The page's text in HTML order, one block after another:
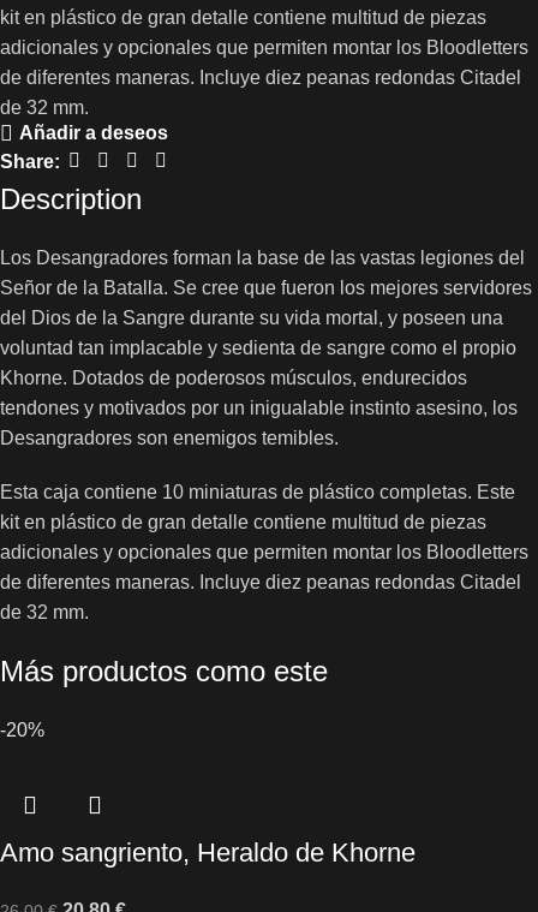
kit en plástico de gran detalle contiene multitud de piezas
adicionales y opcionales que permiten montar los Bloodletters
de diferentes maneras. Incluye diez peanas redondas Citadel
de 32 mm.
Añadir a deseos
Share:
Description
Los Desangradores forman la base de las vastas legiones del
Señor de la Batalla. Se cree que fueron los mejores servidores
del Dios de la Sangre durante su vida mortal, y poseen una
voluntad tan implacable y sedienta de sangre como el propio
Khorne. Dotados de poderosos músculos, endurecidos
tendones y motivados por un inigualable instinto asesino, los
Desangradores son enemigos temibles.
Esta caja contiene 10 miniaturas de plástico completas. Este
kit en plástico de gran detalle contiene multitud de piezas
adicionales y opcionales que permiten montar los Bloodletters
de diferentes maneras. Incluye diez peanas redondas Citadel
de 32 mm.
Más productos como este
-20%
Amo sangriento, Heraldo de Khorne